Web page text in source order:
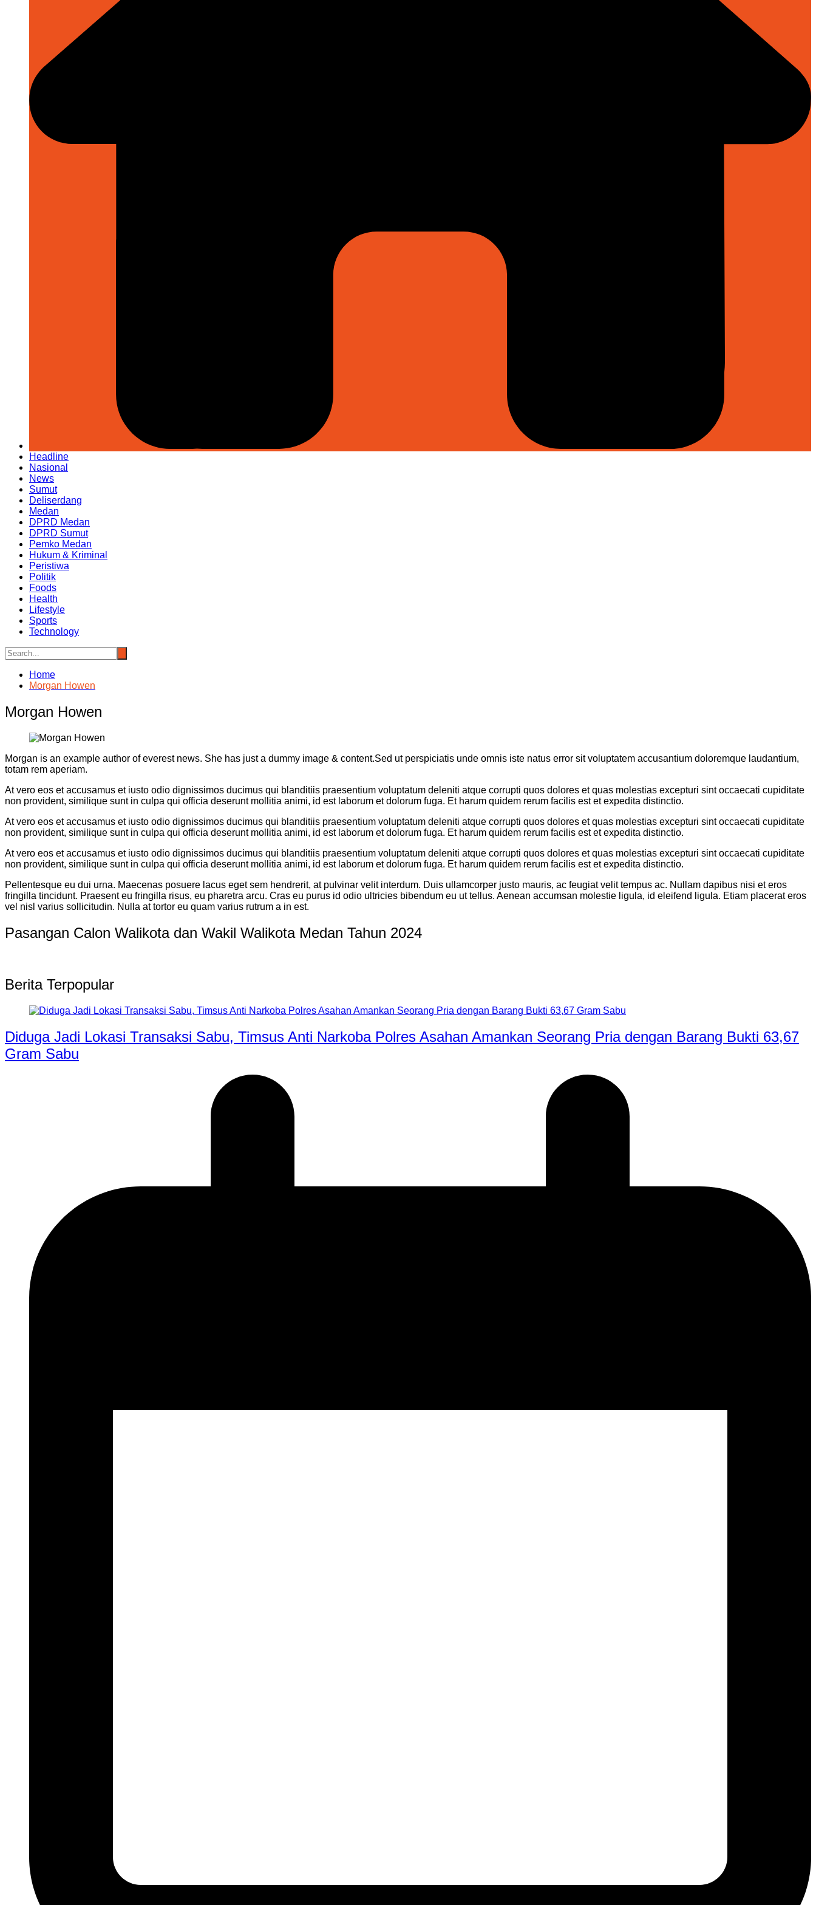
Headline
Nasional
News
Sumut
Deliserdang
Medan
DPRD Medan
DPRD Sumut
Pemko Medan
Hukum & Kriminal
Peristiwa
Politik
Foods
Health
Lifestyle
Sports
Technology
Home
Morgan Howen
Morgan Howen
Morgan is an example author of everest news. She has just a dummy image & content.Sed ut perspiciatis unde omnis iste natus error sit voluptatem accusantium doloremque laudantium,
totam rem aperiam.
At vero eos et accusamus et iusto odio dignissimos ducimus qui blanditiis praesentium voluptatum deleniti atque corrupti quos dolores et quas molestias excepturi sint occaecati cupiditate
non provident, similique sunt in culpa qui officia deserunt mollitia animi, id est laborum et dolorum fuga. Et harum quidem rerum facilis est et expedita distinctio.
At vero eos et accusamus et iusto odio dignissimos ducimus qui blanditiis praesentium voluptatum deleniti atque corrupti quos dolores et quas molestias excepturi sint occaecati cupiditate
non provident, similique sunt in culpa qui officia deserunt mollitia animi, id est laborum et dolorum fuga. Et harum quidem rerum facilis est et expedita distinctio.
At vero eos et accusamus et iusto odio dignissimos ducimus qui blanditiis praesentium voluptatum deleniti atque corrupti quos dolores et quas molestias excepturi sint occaecati cupiditate
non provident, similique sunt in culpa qui officia deserunt mollitia animi, id est laborum et dolorum fuga. Et harum quidem rerum facilis est et expedita distinctio.
Pellentesque eu dui urna. Maecenas posuere lacus eget sem hendrerit, at pulvinar velit interdum. Duis ullamcorper justo mauris, ac feugiat velit tempus ac. Nullam dapibus nisi et eros
fringilla tincidunt. Praesent eu fringilla risus, eu pharetra arcu. Cras eu purus id odio ultricies bibendum eu ut tellus. Aenean accumsan molestie ligula, id eleifend ligula. Etiam placerat eros
vel nisl varius sollicitudin. Nulla at tortor eu quam varius rutrum a in est.
Pasangan Calon Walikota dan Wakil Walikota Medan Tahun 2024
Berita Terpopular
Diduga Jadi Lokasi Transaksi Sabu, Timsus Anti Narkoba Polres Asahan Amankan Seorang Pria dengan Barang Bukti 63,67
Gram Sabu